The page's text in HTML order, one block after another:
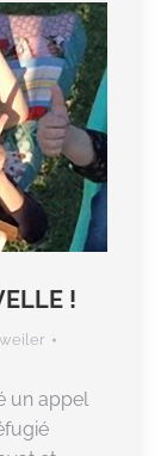
!
un appel